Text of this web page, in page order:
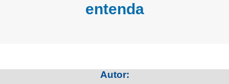
entenda
Autor: